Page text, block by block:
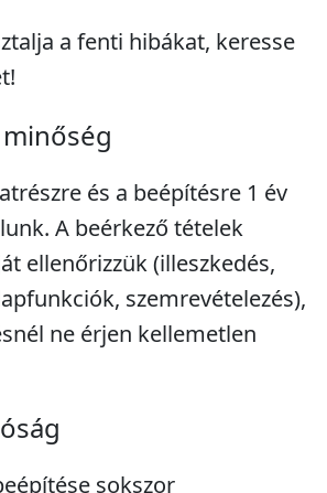
a fenti hibákat, keresse
és a beépítésre 1 év
A beérkező tételek
ellenőrizzük (illeszkedés,
szemrevételezés),
ne érjen kellemetlen
sokszor